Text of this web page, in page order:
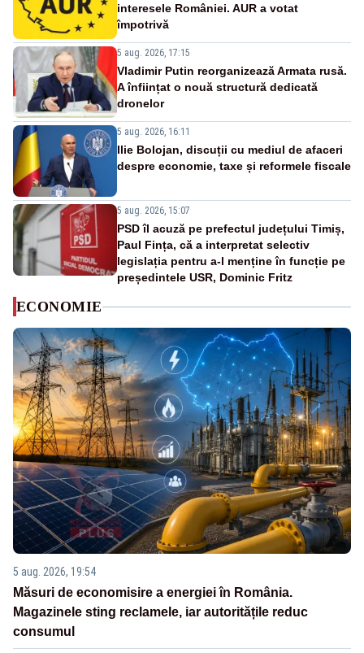
interesele României. AUR a votat
împotrivă
5 aug. 2026, 17:15
Vladimir Putin reorganizează Armata rusă.
A înființat o nouă structură dedicată
dronelor
5 aug. 2026, 16:11
Ilie Bolojan, discuții cu mediul de afaceri
despre economie, taxe și reformele fiscale
5 aug. 2026, 15:07
PSD îl acuză pe prefectul județului Timiș,
Paul Fința, că a interpretat selectiv
legislația pentru a-l menține în funcție pe
președintele USR, Dominic Fritz
ECONOMIE
5 aug. 2026, 19:54
Măsuri de economisire a energiei în România.
Magazinele sting reclamele, iar autoritățile reduc
consumul